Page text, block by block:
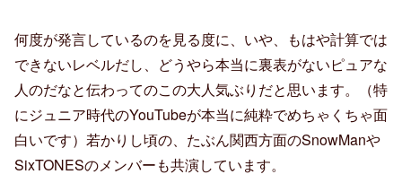
何度が発言しているのを見る度に、いや、もはや計算では
できないレベルだし、どうやら本当に裏表がないピュアな
人のだなと伝わってのこの大人気ぶりだと思います。（特
にジュニア時代のYouTubeが本当に純粋でめちゃくちゃ面
白いです）若かりし頃の、たぶん関西方面のSnowManや
SixTONESのメンバーも共演しています。